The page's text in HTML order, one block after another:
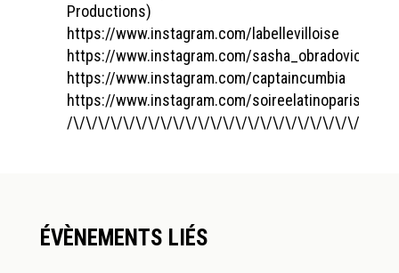
Productions)
https://www.instagram.com/labellevilloise
https://www.instagram.com/sasha_obradovic
https://www.instagram.com/captaincumbia
https://www.instagram.com/soireelatinoparis
/\/\/\/\/\/\/\/\/\/\/\/\/\/\/\/\/\/\/\/\/\/\/\/\/\/
ÉVÈNEMENTS LIÉS